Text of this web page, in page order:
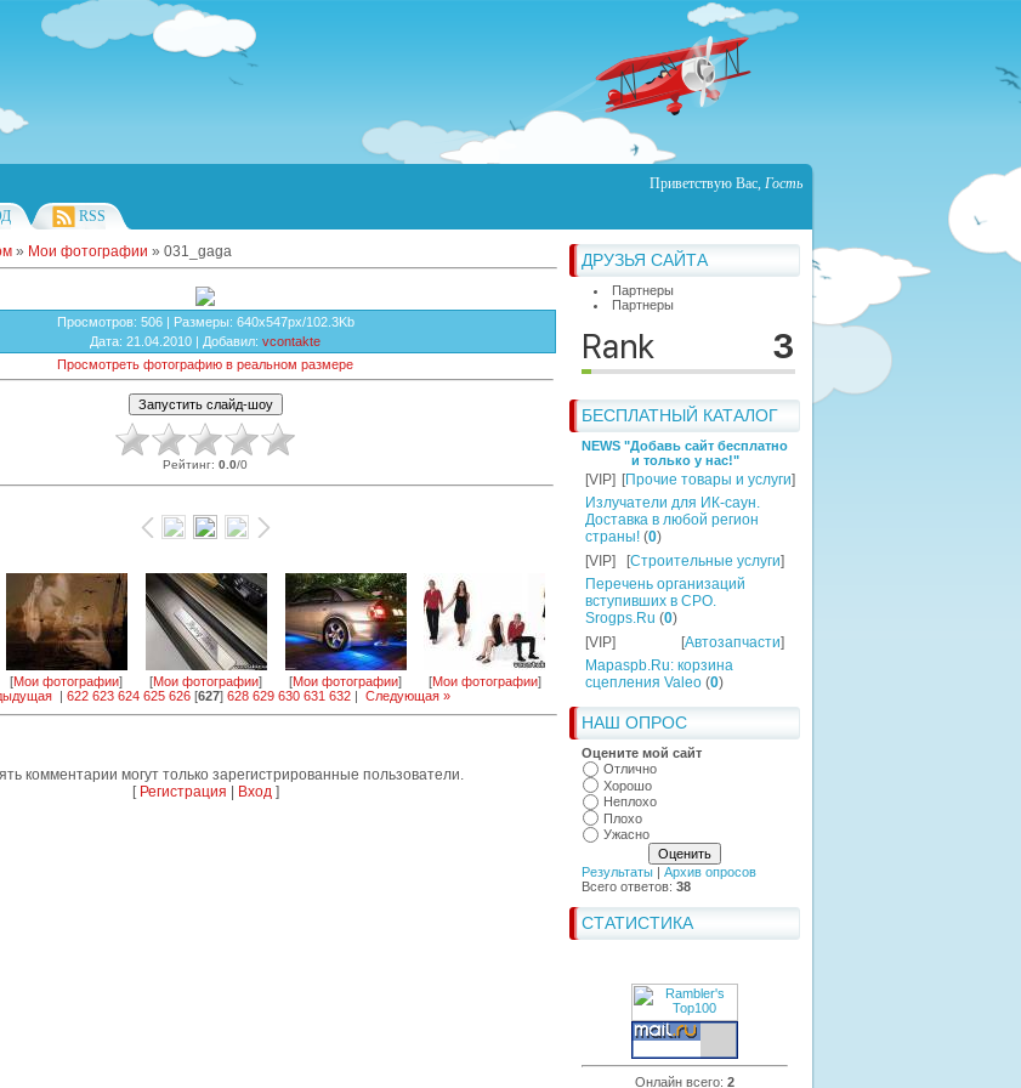
Приветствую Вас, Гость
RSS
ДРУЗЬЯ САЙТА
Партнеры
Партнеры
БЕСПЛАТНЫЙ КАТАЛОГ
NEWS "Добавь сайт бесплатно
и только у нас!"
[VIP] [Прочие товары и услуги]
Излучатели для ИК-саун.
Доставка в любой регион
страны! (0)
[VIP]
[Строительные услуги]
Перечень организаций
вступивших в СРО.
Srogps.Ru (0)
[VIP]
[Автозапчасти]
Mapaspb.Ru: корзина
сцепления Valeo (0)
НАШ ОПРОС
Оцените мой сайт
Отлично
Хорошо
Неплохо
Плохо
Ужасно
Результаты | Архив опросов
Всего ответов: 38
СТАТИСТИКА
Онлайн всего: 2
» Мои фотографии » 031_gaga
Просмотров: 506 | Размеры: 640x547px/102.3Kb
Дата: 21.04.2010 | Добавил: vcontakte
Просмотреть фотографию в реальном размере
Рейтинг: 0.0/0
[Мои фотографии] [Мои фотографии] [Мои фотографии] [Мои фотографии]
| 622 623 624 625 626 [627] 628 629 630 631 632 | Следующая »
комментарии могут только зарегистрированные пользователи.
[ Регистрация Вход]